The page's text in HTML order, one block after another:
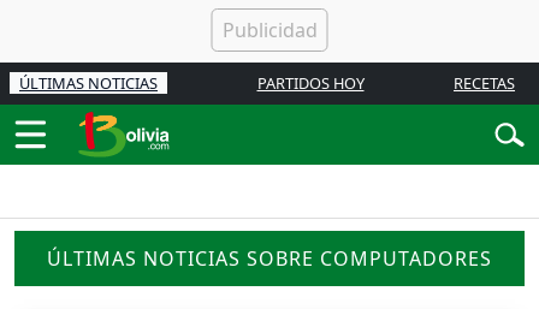
ÚLTIMAS NOTICIAS PARTIDOS HOY RECETAS
ÚLTIMAS NOTICIAS SOBRE COMPUTADORES